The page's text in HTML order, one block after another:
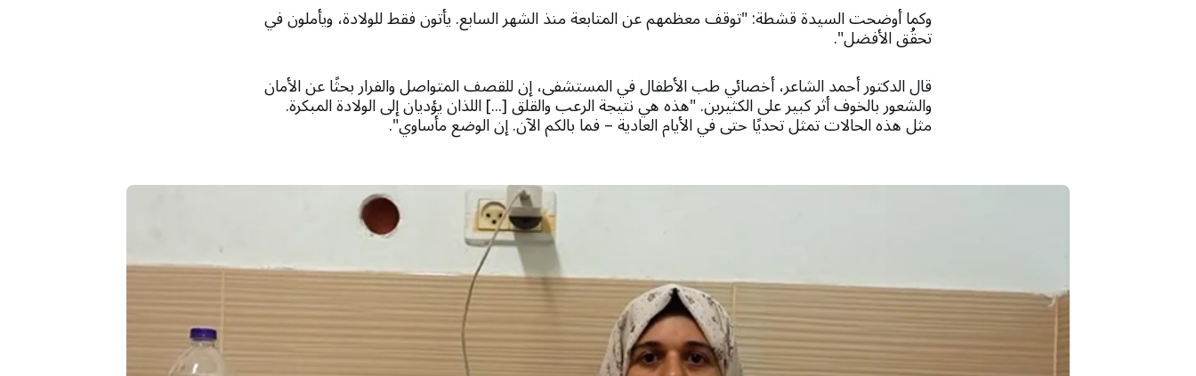
وكما أوضحت السيدة قشطة: "توقف معظمهم عن المتابعة منذ الشهر السابع. يأتون فقط للولادة، ويأملون في
تحقُق الأفضل".
قال الدكتور أحمد الشاعر، أخصائي طب الأطفال في المستشفى، إن للقصف المتواصل والفرار بحثًا عن الأمان
والشعور بالخوف أثر كبير على الكثيرين. "هذه هي نتيجة الرعب والقلق [...] اللذان يؤديان إلى الولادة المبكرة.
مثل هذه الحالات تمثل تحديًا حتى في الأيام العادية – فما بالكم الآن. إن الوضع مأساوي".